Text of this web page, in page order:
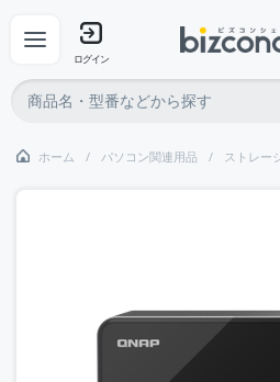
ログイン
ホーム パソコン関連用品 ストレー